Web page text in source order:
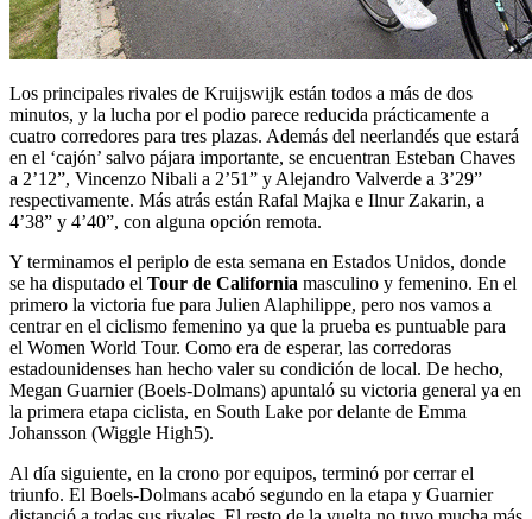
Los principales rivales de Kruijswijk están todos a más de dos
minutos, y la lucha por el podio parece reducida prácticamente a
cuatro corredores para tres plazas. Además del neerlandés que estará
en el ‘cajón’ salvo pájara importante, se encuentran Esteban Chaves
a 2’12”, Vincenzo Nibali a 2’51” y Alejandro Valverde a 3’29”
respectivamente. Más atrás están Rafal Majka e Ilnur Zakarin, a
4’38” y 4’40”, con alguna opción remota.
Y terminamos el periplo de esta semana en Estados Unidos, donde
se ha disputado el Tour de California masculino y femenino. En el
primero la victoria fue para Julien Alaphilippe, pero nos vamos a
centrar en el ciclismo femenino ya que la prueba es puntuable para
el Women World Tour. Como era de esperar, las corredoras
estadounidenses han hecho valer su condición de local. De hecho,
Megan Guarnier (Boels-Dolmans) apuntaló su victoria general ya en
la primera etapa ciclista, en South Lake por delante de Emma
Johansson (Wiggle High5).
Al día siguiente, en la crono por equipos, terminó por cerrar el
triunfo. El Boels-Dolmans acabó segundo en la etapa y Guarnier